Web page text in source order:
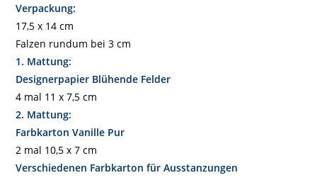
Verpackung:
17,5 x 14 cm
Falzen rundum bei 3 cm
1. Mattung:
Designerpapier Blühende Felder
4 mal 11 x 7,5 cm
2. Mattung:
Farbkarton Vanille Pur
2 mal 10,5 x 7 cm
Verschiedenen Farbkarton für Ausstanzungen